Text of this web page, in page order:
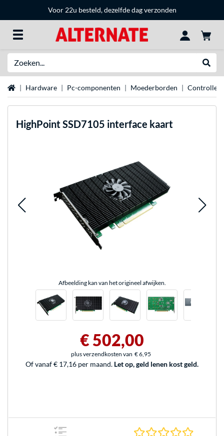
Voor 22u besteld, dezelfde dag verzonden
Home Hardware Pc-componenten Moederborden Controllers
HighPointSSD7105 interface kaart
Afbeelding kan van het origineel afwijken.
€ 502,00
plus verzendkosten van € 6,95
Of vanaf € 17,16 per maand. Let op, geld lenen kost geld.